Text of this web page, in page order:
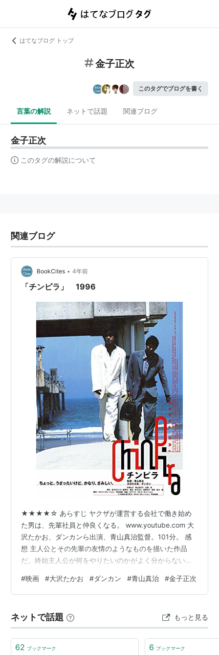
はてなブログ トップ
金子正次
このタグでブログを書く
言葉の解説 ネットで話題 関連ブログ
金子正次
このタグの解説について
関連ブログ
BookCites • 4年前
「チンピラ」 1996
★★★★☆ あらすじ ヤクザが運営する会社で働き始め
た男は、先輩社員と仲良くなる。 www.youtube.com 大
沢たかお、ダンカンら出演、青山真治監督。101分。 感
想 主人公とその先輩の友情のようなものを描いた作品
だ。終始主人公が何をやりたいのかがよく分からないの
やりたいのかが分かっていない、そういう性格の男とい
う事なのだろう。だからこそ彼はヤクザにもならず、か
いう立場にいる。 主人公をそんな風にしてしまったの
は、似たような立場にいたダンカン演じる先輩の男の影
響が大きい。主人公を可愛がっ…
#映画 #大沢たかお #ダンカン #青山真治 #金子正次
ネットで話題 もっと見る
62 ブックマーク 6 ブックマーク